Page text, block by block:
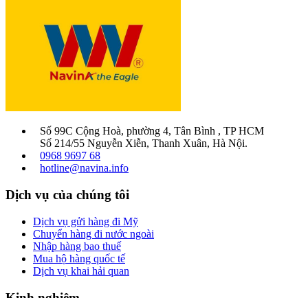
Số 99C Cộng Hoà, phường 4, Tân Bình , TP HCM
Số 214/55 Nguyễn Xiễn, Thanh Xuân, Hà Nội.
0968 9697 68
hotline@navina.info
Dịch vụ của chúng tôi
Dịch vụ gửi hàng đi Mỹ
Chuyển hàng đi nước ngoài
Nhập hàng bao thuế
Mua hộ hàng quốc tế
Dịch vụ khai hải quan